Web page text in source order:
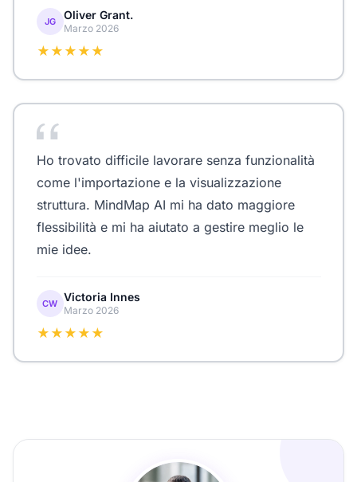
JG Oliver Grant.
Marzo 2026
★★★★★
Ho trovato difficile lavorare senza funzionalità
come l'importazione e la visualizzazione
struttura. MindMap AI mi ha dato maggiore
flessibilità e mi ha aiutato a gestire meglio le
mie idee.
CW Victoria Innes
Marzo 2026
★★★★★